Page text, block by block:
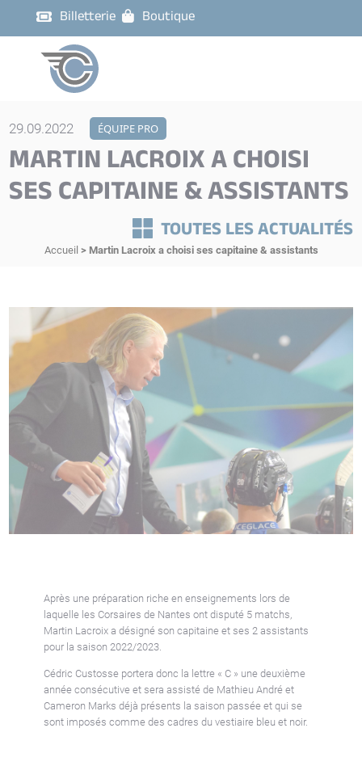
Billetterie Boutique
29.09.2022 ÉQUIPE PRO
MARTIN LACROIX A CHOISI
SES CAPITAINE & ASSISTANTS
TOUTES LES ACTUALITÉS
Accueil > Martin Lacroix a choisi ses capitaine & assistants
Après une préparation riche en enseignements lors de
laquelle les Corsaires de Nantes ont disputé 5 matchs,
Martin Lacroix a désigné son capitaine et ses 2 assistants
pour la saison 2022/2023.
Cédric Custosse portera donc la lettre « C » une deuxième
année consécutive et sera assisté de Mathieu André et
Cameron Marks déjà présents la saison passée et qui se
sont imposés comme des cadres du vestiaire bleu et noir.